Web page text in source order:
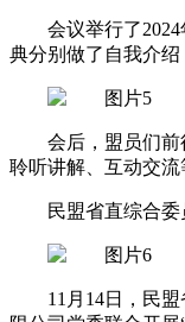
会议举行了
典分别做了自我介绍
会后，盟员们前
聆听讲解、互动交流
民盟省直综合委
11月14日，民